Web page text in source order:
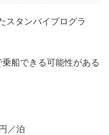
スタンバイプログラ
船できる可能性がある
／泊